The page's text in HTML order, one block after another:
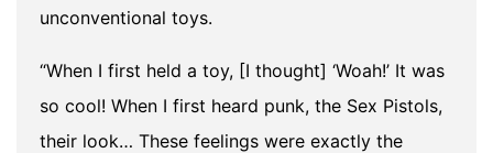
unconventional toys.
“When I first held a toy, [I thought] ‘Woah!’ It was
so cool! When I first heard punk, the Sex Pistols,
their look… These feelings were exactly the